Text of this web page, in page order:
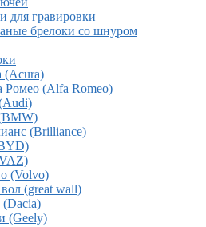
для гравировки
брелоки со шнуром
(Acura)
Ромео (Alfa Romeo)
(Brilliance)
(Volvo)
(great wall)
(Dacia)
(Geely)